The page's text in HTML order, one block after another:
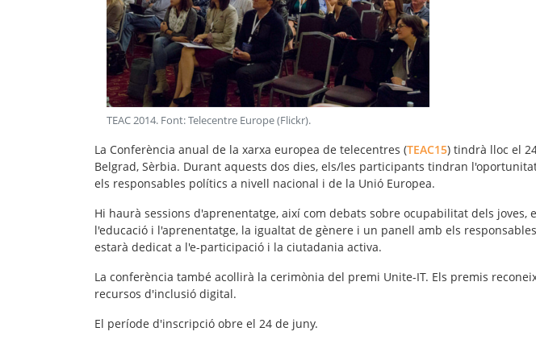
TEAC 2014. Font: Telecentre Europe (Flickr).
La Conferència anual de la xarxa europea de telecentres (TEAC15) tindrà lloc el
Belgrad, Sèrbia. Durant aquests dos dies, els/les participants tindran
els responsables polítics a nivell nacional i de la Unió Europea.
Hi haurà sessions d'aprenentatge, així com debats sobre ocupabilitat dels joves,
l'educació i l'aprenentatge, la igualtat de gènere i un panell amb els responsables
estarà dedicat a l'e-participació i la ciutadania activa.
La conferència també acollirà la cerimònia del premi Unite-IT. Els premis
recursos d'inclusió digital.
El període d'inscripció obre el 24 de juny.